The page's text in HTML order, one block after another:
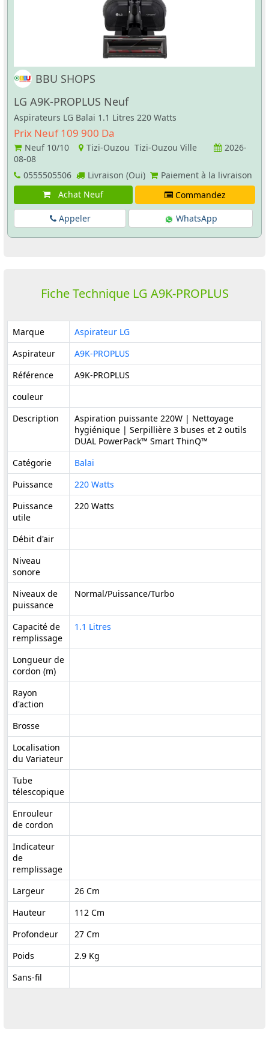
BBU SHOPS
LG A9K-PROPLUS Neuf
Aspirateurs LG Balai 1.1 Litres 220 Watts
Prix Neuf 109 900 Da
Neuf 10/10 Tizi-Ouzou Tizi-Ouzou Ville
2026-
08-08
0555505506
Livraison (Oui)
Paiement à la livraison
Achat Neuf
Commandez
Appeler WhatsApp
Fiche Technique LG A9K-PROPLUS
Marque
Aspirateur LG
Aspirateur
A9K-PROPLUS
Référence
A9K-PROPLUS
couleur
Description
Aspiration puissante 220W | Nettoyage
hygiénique | Serpillière 3 buses et 2 outils
DUAL PowerPack™ Smart ThinQ™
Catégorie
Balai
Puissance
220 Watts
Puissance
utile
220 Watts
Débit d'air
Niveau
sonore
Niveaux de
puissance
Normal/Puissance/Turbo
Capacité de
remplissage
1.1 Litres
Longueur de
cordon (m)
Rayon
d'action
Brosse
Localisation
du Variateur
Tube
télescopique
Enrouleur
de cordon
Indicateur
de
remplissage
Largeur
26 Cm
Hauteur
112 Cm
Profondeur
27 Cm
Poids
2.9 Kg
Sans-fil